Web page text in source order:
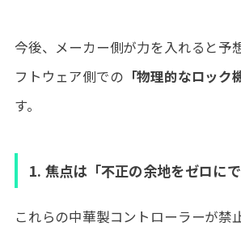
今後、メーカー側が力を入れると予
フトウェア側での 「物理的なロック
す。
1. 焦点は「不正の余地をゼロにで
これらの中華製コントローラーが禁